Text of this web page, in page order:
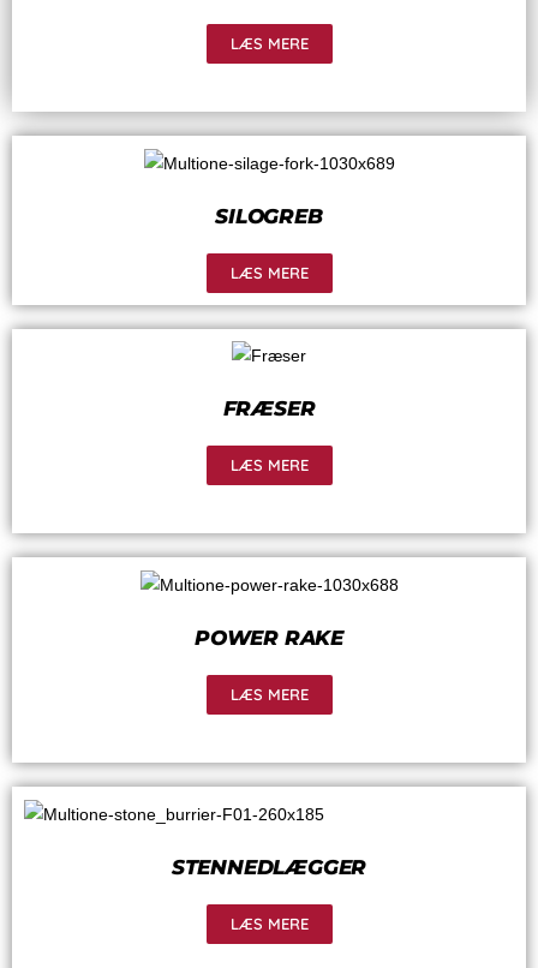
LÆS MERE
SILOGREB
LÆS MERE
FRÆSER
LÆS MERE
POWER RAKE
LÆS MERE
STENNEDLÆGGER
LÆS MERE